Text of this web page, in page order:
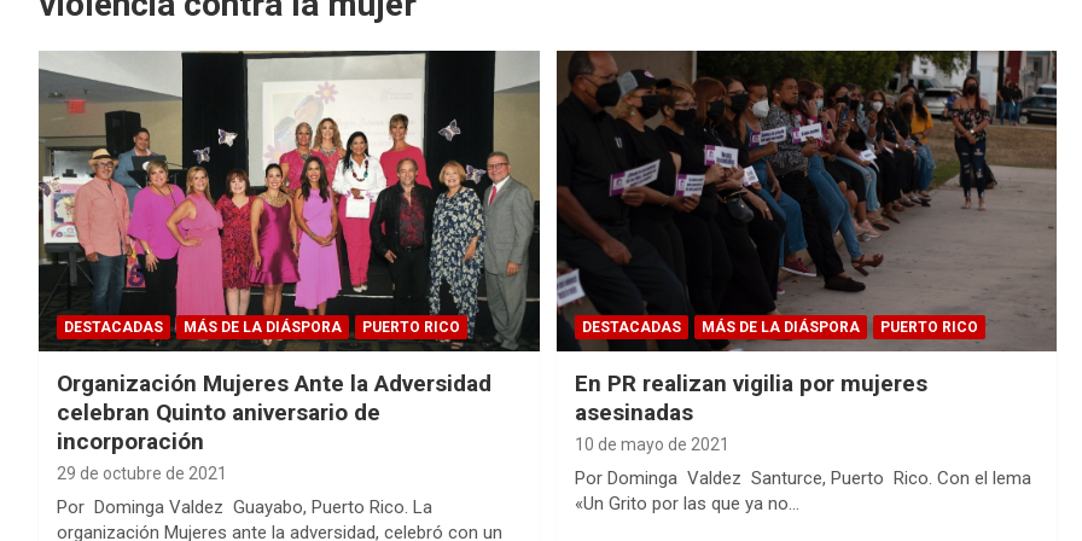
DESTACADAS MÁS DE LA DIÁSPORA PUERTO RICO
Organización Mujeres Ante la Adversidad
celebran Quinto aniversario de
incorporación
29 de octubre de 2021
Por Dominga Valdez Guayabo, Puerto Rico. La
organización Mujeres ante la adversidad, celebró con un
DESTACADAS MÁS DE LA DIÁSPORA PUERTO RICO
En PR realizan vigilia por mujeres
asesinadas
10 de mayo de 2021
Por Dominga Valdez Santurce, Puerto Rico. Con el lema
«Un Grito por las que ya no…